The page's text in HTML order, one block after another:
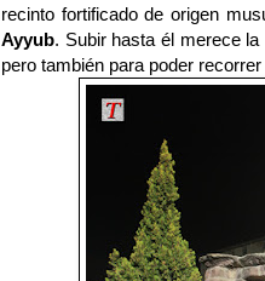
recinto fortificado de origen
Ayyub. Subir hasta él merece
pero también para poder